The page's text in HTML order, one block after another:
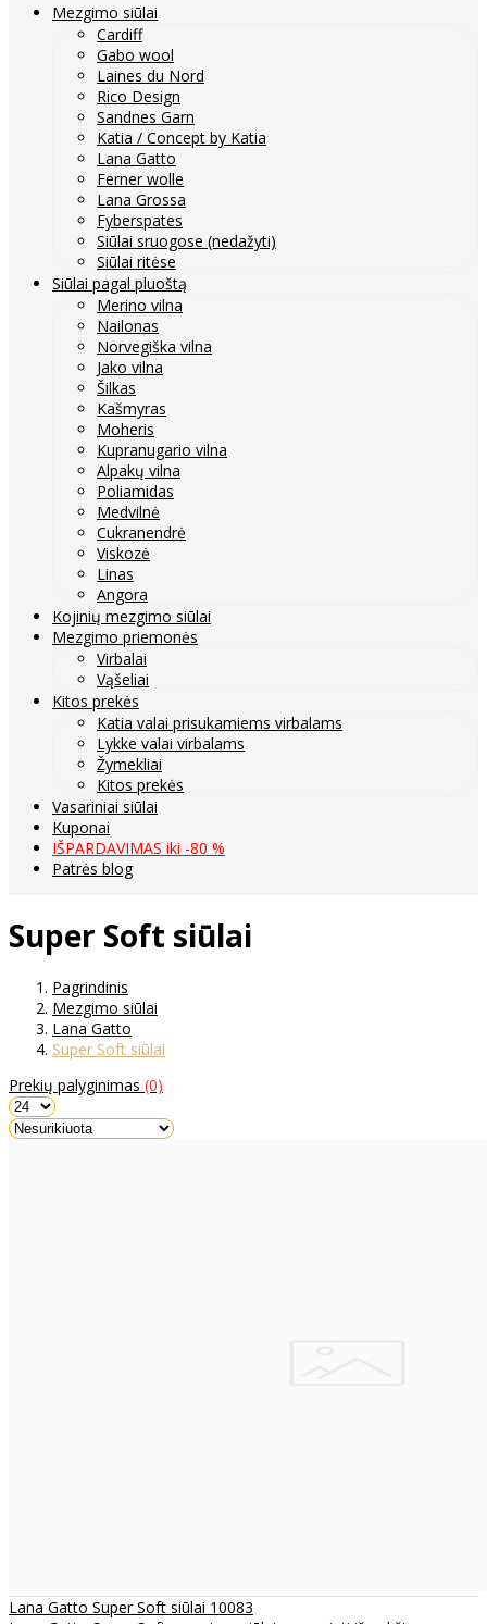
Mezgimo siūlai
Cardiff
Gabo wool
Laines du Nord
Rico Design
Sandnes Garn
Katia / Concept by Katia
Lana Gatto
Ferner wolle
Lana Grossa
Fyberspates
Siūlai sruogose (nedažyti)
Siūlai ritėse
Siūlai pagal pluoštą
Merino vilna
Nailonas
Norvegiška vilna
Jako vilna
Šilkas
Kašmyras
Moheris
Kupranugario vilna
Alpakų vilna
Poliamidas
Medvilnė
Cukranendrė
Viskozė
Linas
Angora
Kojinių mezgimo siūlai
Mezgimo priemonės
Virbalai
Vąšeliai
Kitos prekės
Katia valai prisukamiems virbalams
Lykke valai virbalams
Žymekliai
Kitos prekės
Vasariniai siūlai
Kuponai
IŠPARDAVIMAS iki -80 %
Patrės blog
Super Soft siūlai
Pagrindinis
Mezgimo siūlai
Lana Gatto
Super Soft siūlai
Prekių palyginimas (0)
Lana Gatto Super Soft siūlai 10083